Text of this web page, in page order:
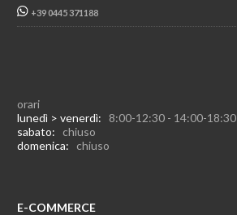
+39 0445 371188
orari
lunedì > venerdì: 8:00-12:30 - 14:00-18:30
sabato: chiuso
domenica: chiuso
E-COMMERCE